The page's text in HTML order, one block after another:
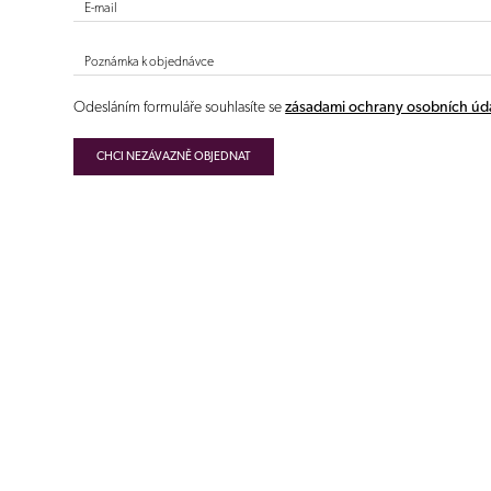
E-mail
Poznámka k objednávce
Odesláním formuláře souhlasíte sezásadami ochrany osobních